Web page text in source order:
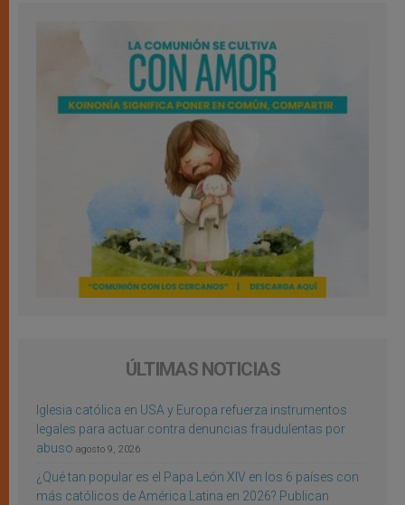
ÚLTIMAS NOTICIAS
Iglesia católica en USA y Europa refuerza instrumentos
legales para actuar contra denuncias fraudulentas por
abuso agosto 9, 2026
¿Qué tan popular es el Papa León XIV en los 6 países con
más católicos de América Latina en 2026? Publican